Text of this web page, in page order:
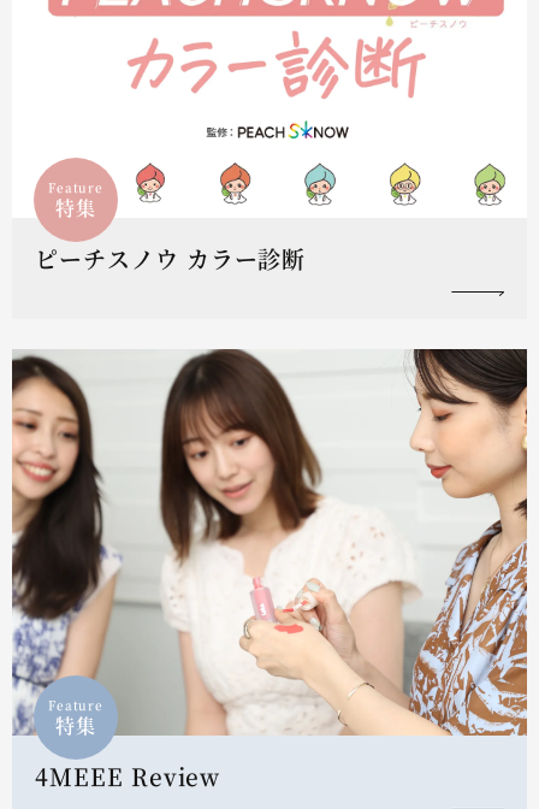
Feature
特集
ピーチスノウ カラー診断
Feature
特集
4MEEE Review